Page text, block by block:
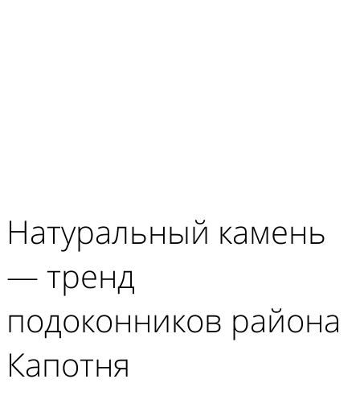
Натуральный камень
— тренд
подоконников района
Капотня